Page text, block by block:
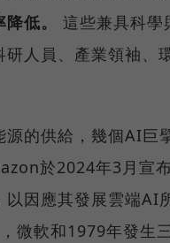
低。
這些兼具科學
研人員、產業領袖、
源的供給，幾個AI巨
於2024年3月宣
以因應其發展雲端AI
微軟和1979年發生